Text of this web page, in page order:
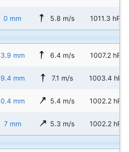
0 mm 5.8 m/s 1011.3 hPa
3.9 mm 6.4 m/s 1007.2 hPa
9.4 mm 7.1 m/s 1003.4 hPa
0.4 mm 5.4 m/s 1002.2 hPa
7 mm 5.3 m/s 1002.2 hPa